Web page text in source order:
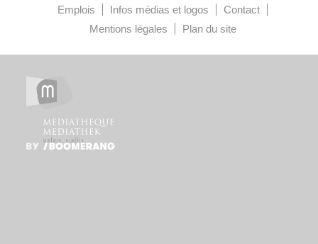
Emplois Infos médias et logos
Contact
Mentions légales
Plan du site